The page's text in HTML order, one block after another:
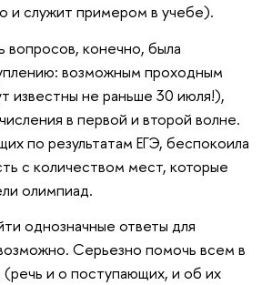
и служит примером в учебе).
вопросов, конечно, была
возможным проходным
известны не раньше 30 июля!),
в первой и второй волне.
по результатам ЕГЭ, беспокоила
с количеством мест, которые
олимпиад.
однозначные ответы для
Серьезно помочь всем в
и о поступающих, и об их